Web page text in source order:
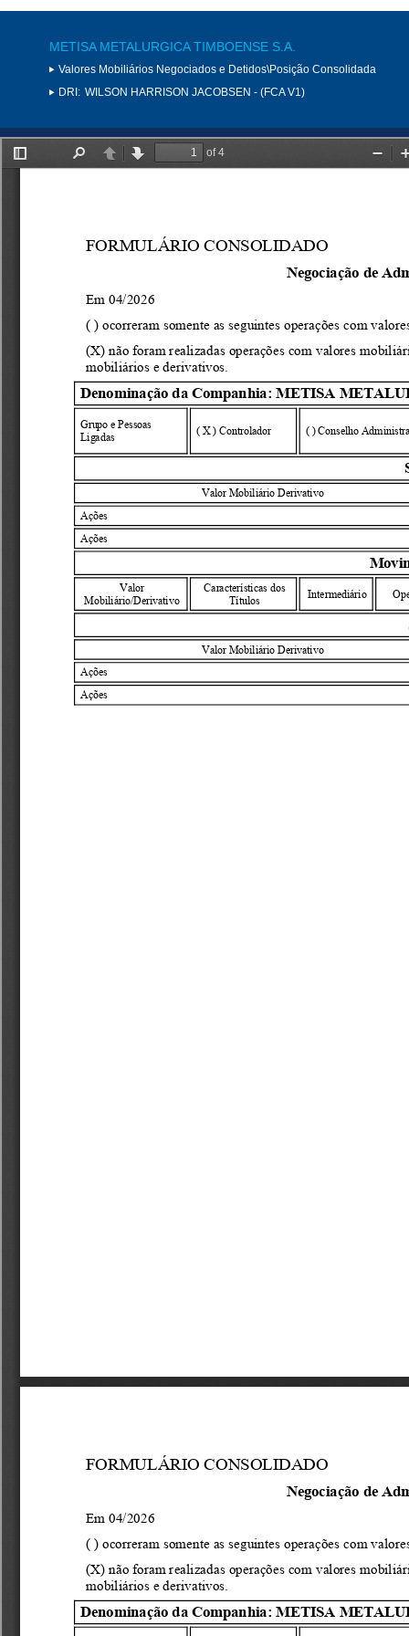
METISA METALURGICA TIMBOENSE S.A.
Valores Mobiliários Negociados e Detidos\Posição Consolidada
DRI: WILSON HARRISON JACOBSEN - (FCA V1)